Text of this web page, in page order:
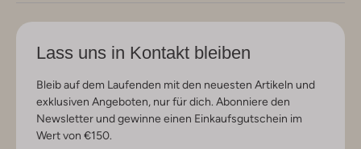
Lass uns in Kontakt bleiben
Bleib auf dem Laufenden mit den neuesten Artikeln und
exklusiven Angeboten, nur für dich. Abonniere den
Newsletter und gewinne einen Einkaufsgutschein im
Wert von €150.